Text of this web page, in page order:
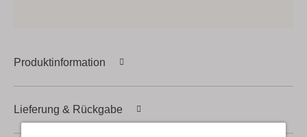
Produktinformation
Lieferung & Rückgabe